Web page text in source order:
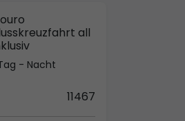
all
- Nacht
11467